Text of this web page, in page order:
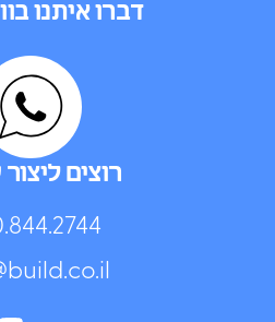
דברו איתנו
רוצים